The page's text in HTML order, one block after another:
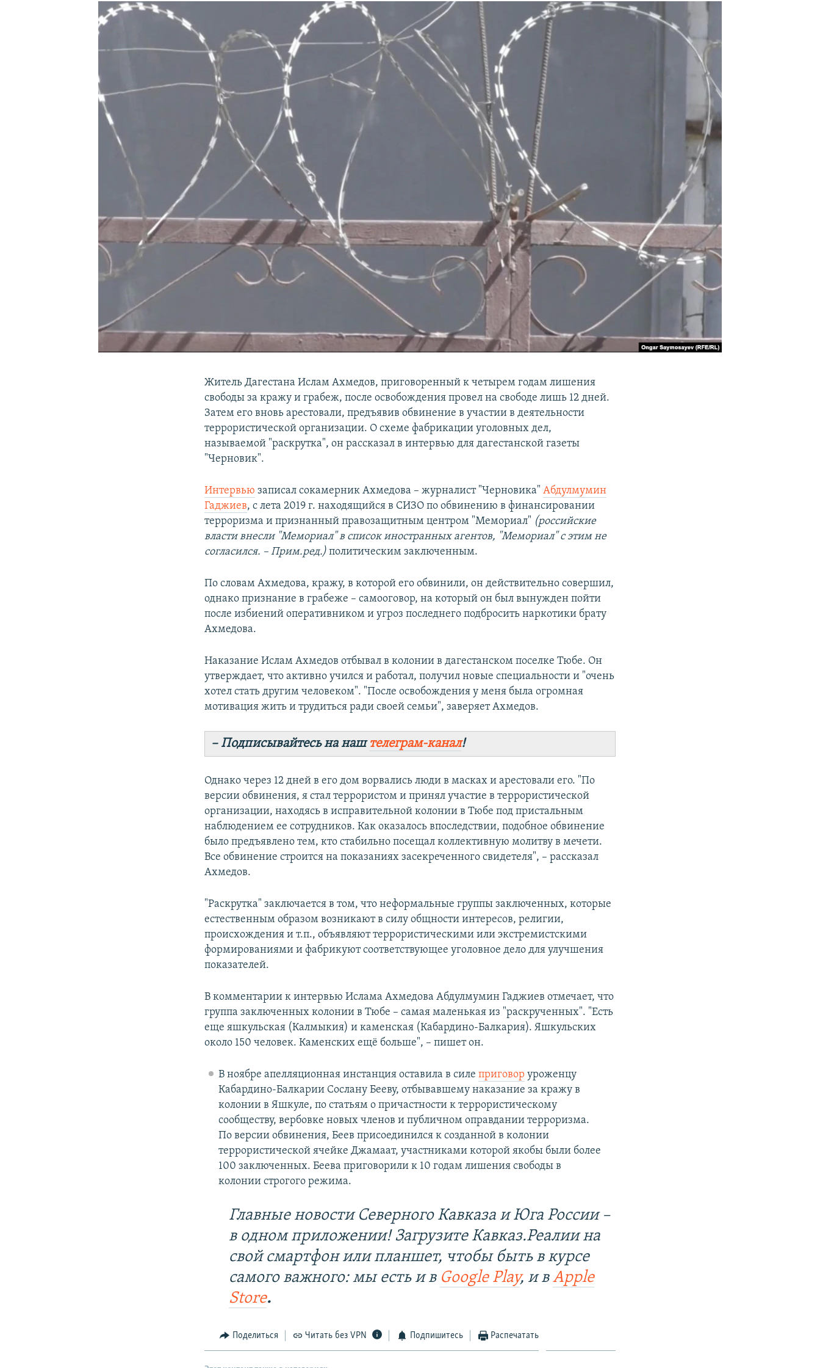
ПОДПИШИТЕСЬ НА РАССЫЛКУ
Житель Дагестана Ислам Ахмедов, приговоренный к четырем годам лишения
свободы за кражу и грабеж, после освобождения провел на свободе лишь 12 дней.
Затем его вновь арестовали, предъявив обвинение в участии в деятельности
террористической организации. О схеме фабрикации уголовных дел,
называемой "раскрутка", он рассказал в интервью для дагестанской газеты
"Черновик".
Интервью записал сокамерник Ахмедова – журналист "Черновика"Абдулмумин
Гаджиев, с лета 2019 г. находящийся в СИЗО по обвинению в финансировании
терроризма и признанный правозащитным центром "Мемориал" (российские
власти внесли "Мемориал" в список иностранных агентов, "Мемориал" с этим не
согласился. – Прим.ред.) политическим заключенным.
По словам Ахмедова, кражу, в которой его обвинили, он действительно совершил,
однако признание в грабеже – самооговор, на который он был вынужден пойти
после избиений оперативником и угроз последнего подбросить наркотики брату
Ахмедова.
Наказание Ислам Ахмедов отбывал в колонии в дагестанском поселке Тюбе. Он
утверждает, что активно учился и работал, получил новые специальности и "очень
хотел стать другим человеком". "После освобождения у меня была огромная
мотивация жить и трудиться ради своей семьи", заверяет Ахмедов.
– Подписывайтесь на наштелеграм-канал!
Однако через 12 дней в его дом ворвались люди в масках и арестовали его. "По
версии обвинения, я стал террористом и принял участие в террористической
организации, находясь в исправительной колонии в Тюбе под пристальным
наблюдением ее сотрудников. Как оказалось впоследствии, подобное обвинение
было предъявлено тем, кто стабильно посещал коллективную молитву в мечети.
Все обвинение строится на показаниях засекреченного свидетеля", – рассказал
Ахмедов.
"Раскрутка" заключается в том, что неформальные группы заключенных, которые
естественным образом возникают в силу общности интересов, религии,
происхождения и т.п., объявляют террористическими или экстремистскими
формированиями и фабрикуют соответствующее уголовное дело для улучшения
показателей.
В комментарии к интервью Ислама Ахмедова Абдулмумин Гаджиев отмечает, что
группа заключенных колонии в Тюбе – самая маленькая из "раскрученных". "Есть
еще яшкульская (Калмыкия) и каменская (Кабардино-Балкария). Яшкульских
около 150 человек. Каменских ещё больше", – пишет он.
В ноябре апелляционная инстанция оставила в силе приговор уроженцу
Кабардино-Балкарии Сослану Бееву, отбывавшему наказание за кражу в
колонии в Яшкуле, по статьям о причастности к террористическому
сообществу, вербовке новых членов и публичном оправдании терроризма.
По версии обвинения, Беев присоединился к созданной в колонии
террористической ячейке Джамаат, участниками которой якобы были более
100 заключенных. Беева приговорили к 10 годам лишения свободы в
колонии строгого режима.
Главные новости Северного Кавказа и Юга России –
в одном приложении! Загрузите Кавказ.Реалии на
свой смартфон или планшет, чтобы быть в курсе
самого важного: мы есть и в Google Play, и вApple
Store.
Поделиться Читать без VPN Подпишитесь Распечатать